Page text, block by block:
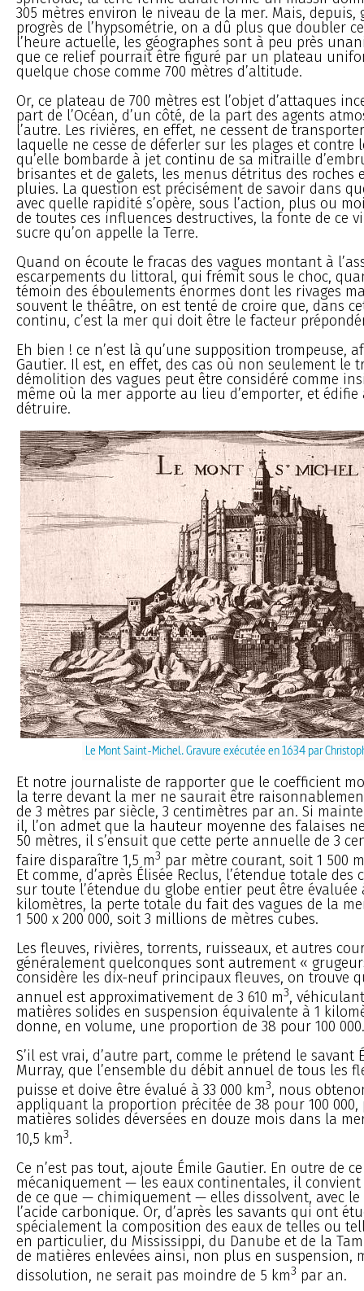
305 mètres environ le niveau de la mer. Mais, depuis,
progrès de l’hypsométrie, on a dû plus que doubler
l’heure actuelle, les géographes sont à peu près
que ce relief pourrait être figuré par un plateau
quelque chose comme 700 mètres d’altitude.
Or, ce plateau de 700 mètres est l’objet d’attaques
part de l’Océan, d’un côté, de la part des agents
l’autre. Les rivières, en effet, ne cessent de
laquelle ne cesse de déferler sur les plages et contre
qu’elle bombarde à jet continu de sa mitraille
brisantes et de galets, les menus détritus des roches
pluies. La question est précisément de savoir dans
avec quelle rapidité s’opère, sous l’action, plus ou
de toutes ces influences destructives, la fonte de ce
sucre qu’on appelle la Terre.
Quand on écoute le fracas des vagues montant à
escarpements du littoral, qui frémit sous le choc,
témoin des éboulements énormes dont les rivages
souvent le théâtre, on est tenté de croire que, dans
continu, c’est la mer qui doit être le facteur
Eh bien ! ce n’est là qu’une supposition trompeuse,
Gautier. Il est, en effet, des cas où non seulement le
démolition des vagues peut être considéré comme
même où la mer apporte au lieu d’emporter, et
détruire.
Le Mont Saint-Michel. Gravure exécutée en 1634 par
Et notre journaliste de rapporter que le coefficient
la terre devant la mer ne saurait être
de 3 mètres par siècle, 3 centimètres par an. Si
il, l’on admet que la hauteur moyenne des falaises
50 mètres, il s’ensuit que cette perte annuelle de 3
faire disparaître 1,5 m3 par mètre courant, soit 1 500 m
Et comme, d’après Élisée Reclus, l’étendue totale
sur toute l’étendue du globe entier peut être évaluée
kilomètres, la perte totale du fait des vagues de la
1 500 x 200 000, soit 3 millions de mètres cubes.
Les fleuves, rivières, torrents, ruisseaux, et autres
généralement quelconques sont autrement «
considère les dix-neuf principaux fleuves, on trouve
annuel est approximativement de 3 610 m3,
matières solides en suspension équivalente à 1
donne, en volume, une proportion de 38 pour 100 000.
S’il est vrai, d’autre part, comme le prétend le savant
Murray, que l’ensemble du débit annuel de tous les
puisse et doive être évalué à 33 000 km3, nous
appliquant la proportion précitée de 38 pour 100 000,
matières solides déversées en douze mois dans la
10,5 km3.
Ce n’est pas tout, ajoute Émile Gautier. En outre de
mécaniquement — les eaux continentales, il
de ce que — chimiquement — elles dissolvent, avec le
l’acide carbonique. Or, d’après les savants qui ont
spécialement la composition des eaux de telles ou
en particulier, du Mississippi, du Danube et de la
de matières enlevées ainsi, non plus en suspension,
dissolution, ne serait pas moindre de 5 km3 par an.